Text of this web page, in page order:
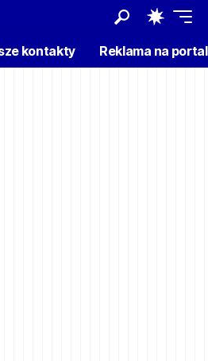
kontakty Reklama na